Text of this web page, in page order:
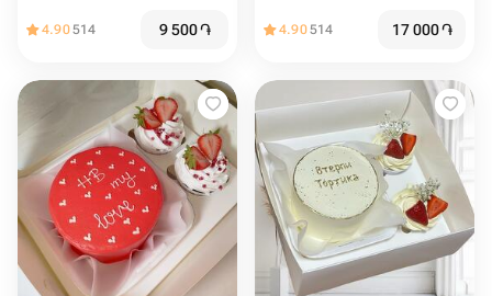
4.90514 9 500֏ 4.90514 17 000֏